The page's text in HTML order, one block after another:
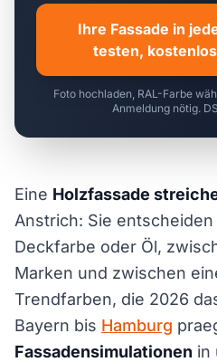
Ihre Fassade in
testen,
Foto hochladen, RAL-Farbe
Anmeldung nötig.
Eine Holzfassade
Anstrich: Sie
Deckfarbe oder Öl,
Marken und zwischen
Trendfarben, die 2026
Bayern bis Hamburg
Fassadensimulationen in